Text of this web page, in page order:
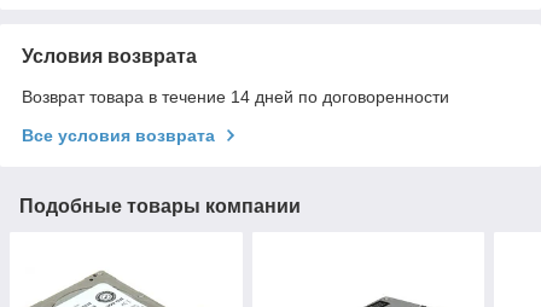
Условия возврата
Возврат товара в течение 14 дней по договоренности
Все условия возврата
Подобные товары компании